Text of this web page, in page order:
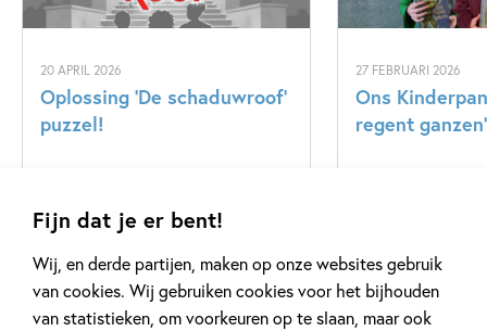
Fijn dat je er bent!
Wij, en derde partijen, maken op onze websites gebruik
van cookies. Wij gebruiken cookies voor het bijhouden
van statistieken, om voorkeuren op te slaan, maar ook
20 APRIL 2026
Oplossing ‘De schaduwroof’
puzzel!
27 FEBRUARI 2026
Ons
regent ganzen’
Bekijk alle artikelen